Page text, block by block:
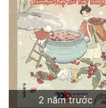
Linh Dị
Làm Giàu
Lịch Sử
Mưu Mô
2 năm trước